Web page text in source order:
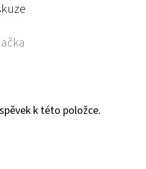
k této položce.